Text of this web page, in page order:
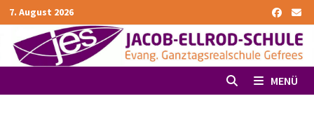
Zurück
zum
Inhalt
7. August 2026
MENÜ